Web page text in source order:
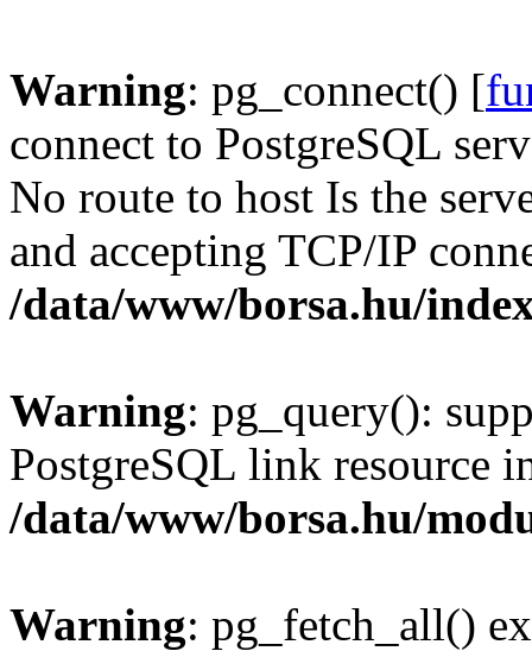
Warning: pg_connect() [
connect to PostgreSQL
No route to host Is the
and accepting TCP/IP
/data/www/borsa.hu/
Warning: pg_query():
PostgreSQL link resource
/data/www/borsa.hu/
Warning: pg_fetch_all()